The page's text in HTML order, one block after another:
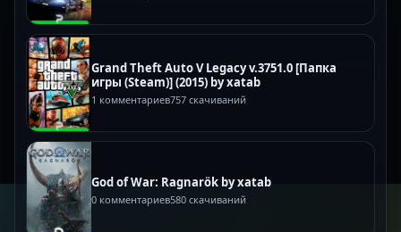
Grand Theft Auto V Legacy v.3751.0 [Папка
игры (Steam)] (2015) by xatab
1 комментариев757 скачиваний
God of War: Ragnarök by xatab
0 комментариев580 скачиваний